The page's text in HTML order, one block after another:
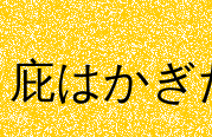
庇はか